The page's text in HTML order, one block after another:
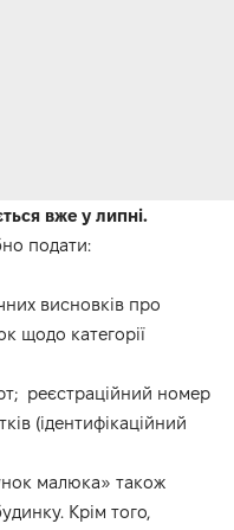
вже у липні.
подати:
висновків про
щодо категорії
реєстраційний номер
(ідентифікаційний
малюка» також
Крім того,